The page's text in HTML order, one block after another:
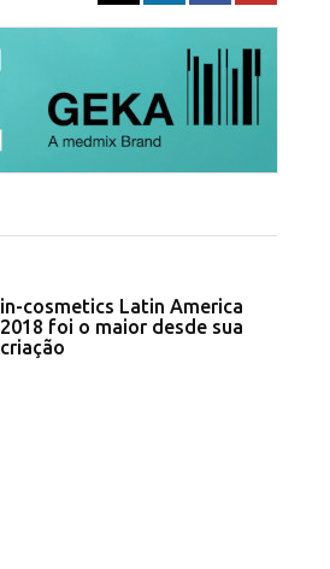
in-cosmetics Latin America
2018 foi o maior desde sua
criação